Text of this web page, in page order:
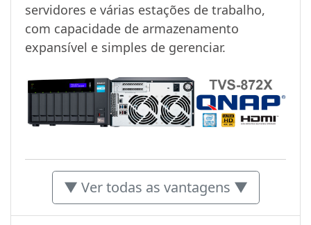
servidores e várias estações de trabalho,
com capacidade de armazenamento
expansível e simples de gerenciar.
▼ Ver todas as vantagens ▼